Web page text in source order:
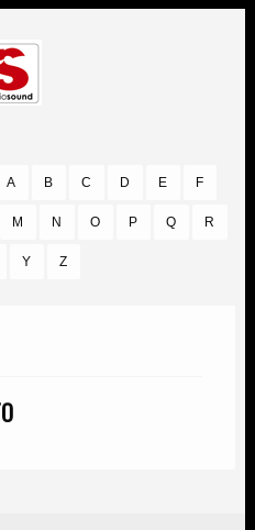
A B C D E F
M N O P Q R
Y Z